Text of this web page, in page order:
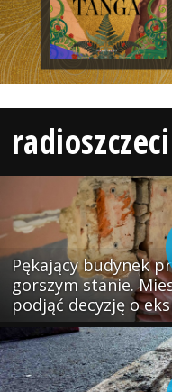
Pękający budynek
gorszym stanie.
podjąć decyzję o